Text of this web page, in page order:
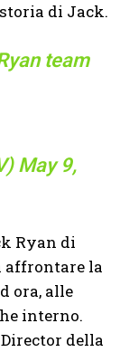
di Jack.
team
May 9,
Ryan di
affrontare la
ora, alle
interno.
della